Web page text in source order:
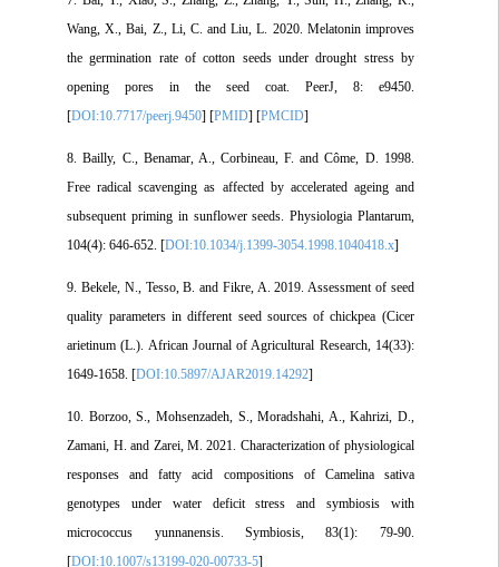
Wang, X., Bai, Z., Li, C. and Liu, L. 2020. Melatonin improves
the germination rate of cotton seeds under drought stress by
opening pores in the seed coat. PeerJ, 8: e9450.
[DOI:10.7717/peerj.9450] [PMID] [PMCID
8. Bailly, C., Benamar, A., Corbineau, F. and Côme, D. 1998.
Free radical scavenging as affected by accelerated ageing and
subsequent priming in sunflower seeds. Physiologia Plantarum,
104(4): 646-652. [DOI:10.1034/j.1399-3054.1998.1040418.x
9. Bekele, N., Tesso, B. and Fikre, A. 2019. Assessment of seed
quality parameters in different seed sources of chickpea (Cicer
arietinum (L.). African Journal of Agricultural Research, 14(33):
1649-1658. [DOI:10.5897/AJAR2019.14292
10. Borzoo, S., Mohsenzadeh, S., Moradshahi, A., Kahrizi, D.,
Zamani, H. and Zarei, M. 2021. Characterization of physiological
responses and fatty acid compositions of Camelina sativa
genotypes under water deficit stress and symbiosis with
micrococcus yunnanensis. Symbiosis, 83(1): 79-90.
[DOI:10.1007/s13199-020-00733-5